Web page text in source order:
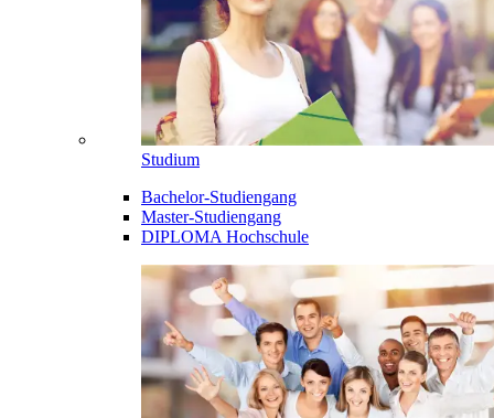
Studium
Bachelor-Studiengang
Master-Studiengang
DIPLOMA Hochschule